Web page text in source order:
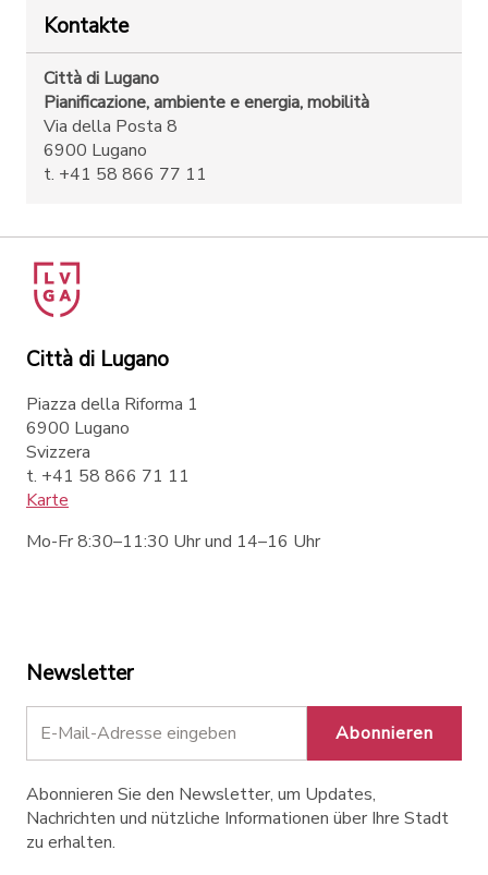
Kontakte
Città di Lugano
Pianificazione, ambiente e energia, mobilità
Via della Posta 8
6900 Lugano
t. +41 58 866 77 11
Città di Lugano
Piazza della Riforma 1
6900 Lugano
Svizzera
t. +41 58 866 71 11
Karte
Mo-Fr 8:30–11:30 Uhr und 14–16 Uhr
Newsletter
Abonnieren
Abonnieren Sie den Newsletter, um Updates,
Nachrichten und nützliche Informationen über Ihre Stadt
zu erhalten.